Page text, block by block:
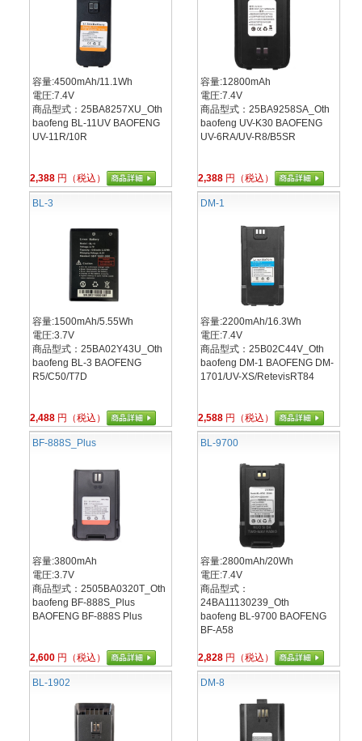
容量:4500mAh/11.1Wh
電圧:7.4V
商品型式：25BA8257XU_Oth
baofeng BL-11UV BAOFENG
UV-11R/10R
2,388 円（税込）
容量:12800mAh
電圧:7.4V
商品型式：25BA9258SA_Oth
baofeng UV-K30 BAOFENG
UV-6RA/UV-R8/B5SR
2,388 円（税込）
BL-3
容量:1500mAh/5.55Wh
電圧:3.7V
商品型式：25BA02Y43U_Oth
baofeng BL-3 BAOFENG
R5/C50/T7D
2,488 円（税込）
DM-1
容量:2200mAh/16.3Wh
電圧:7.4V
商品型式：25B02C44V_Oth
baofeng DM-1 BAOFENG DM-
1701/UV-XS/RetevisRT84
2,588 円（税込）
BF-888S_Plus
容量:3800mAh
電圧:3.7V
商品型式：2505BA0320T_Oth
baofeng BF-888S_Plus
BAOFENG BF-888S Plus
2,600 円（税込）
BL-9700
容量:2800mAh/20Wh
電圧:7.4V
商品型式：
24BA11130239_Oth
baofeng BL-9700 BAOFENG
BF-A58
2,828 円（税込）
BL-1902 DM-8